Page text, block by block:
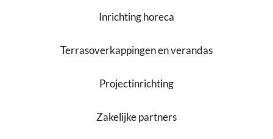
Inrichting horeca
Terrasoverkappingen en verandas
Projectinrichting
Zakelijke partners